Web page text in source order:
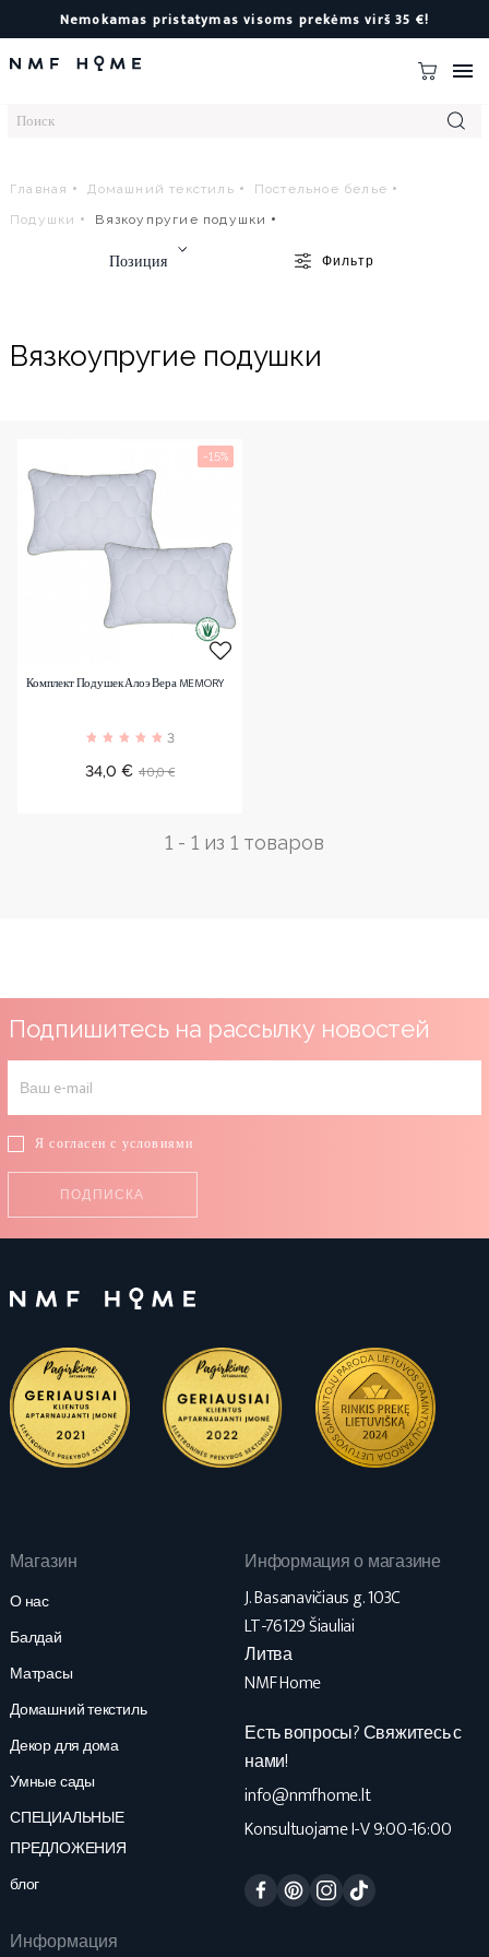
Nemokamas pristatymas visoms prekėms virš 35 €!

Главная Домашний текстиль
Постельное белье
Подушки
Вязкоупругие подушки
Позиция Фильтр
Вязкоупругие подушки
Комплект Подушек Алоэ Вера MEMORY
3
Цена
34,0 € Обычная
40,0 €
-15%
1 - 1 из 1 товаров
Подпишитесь на рассылку новостей
Я согласен с условиями
Магазин
О нас
Балдай
Матрасы
Домашний текстиль
Декор для дома
Умные сады
СПЕЦИАЛЬНЫЕ
ПРЕДЛОЖЕНИЯ
блог
Информация
Информация о магазине
J. Basanavičiaus g. 103C
LT-76129 Šiauliai
Литва
NMF Home
Есть вопросы? Свяжитесь с
нами!
info@nmfhome.lt
Konsultuojame I-V 9:00-16:00
FacebookPinterestInstagram